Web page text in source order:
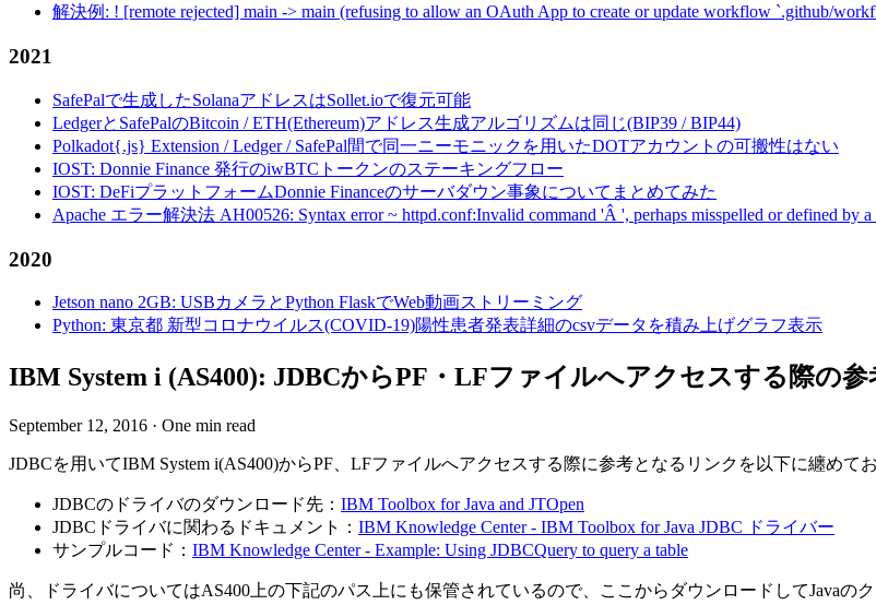
解決例: ! [remote rejected] main -> main (refusing to allow an OAuth App to create or update workflow `.github/
2021
SafePalで生成したSolanaアドレスはSollet.ioで復元可能
LedgerとSafePalのBitcoin / ETH(Ethereum)アドレス生成アルゴリズムは同じ(BIP39 / BIP44)
Polkadot{.js} Extension / Ledger / SafePal間で同一ニーモニックを用いたDOTアカウントの可搬性はない
IOST: Donnie Finance 発行のiwBTCトークンのステーキングフロー
IOST: DeFiプラットフォームDonnie Financeのサーバダウン事象についてまとめてみた
Apache エラー解決法 AH00526: Syntax error ~ httpd.conf:Invalid command 'Â ', perhaps misspelled or defined by
2020
Jetson nano 2GB: USBカメラとPython FlaskでWeb動画ストリーミング
Python: 東京都 新型コロナウイルス(COVID-19)陽性患者発表詳細のcsvデータを積み上げグラフ表示
IBM System i (AS400): JDBCからPF・LFファイルへアクセスする際の参
September 12, 2016 · One min read
JDBCを用いてIBM System i(AS400)からPF、LFファイルへアクセスする際に参考となるリンクを以下に纏めて
JDBCのドライバのダウンロード先： IBM Toolbox for Java and JTOpen
JDBCドライバに関わるドキュメント： IBM Knowledge Center - IBM Toolbox for Java JDBC ドライバー
サンプルコード： IBM Knowledge Center - Example: Using JDBCQuery to query a table
尚、ドライバについてはAS400上の下記のパス上にも保管されているので、ここからダウンロードしてJavaの